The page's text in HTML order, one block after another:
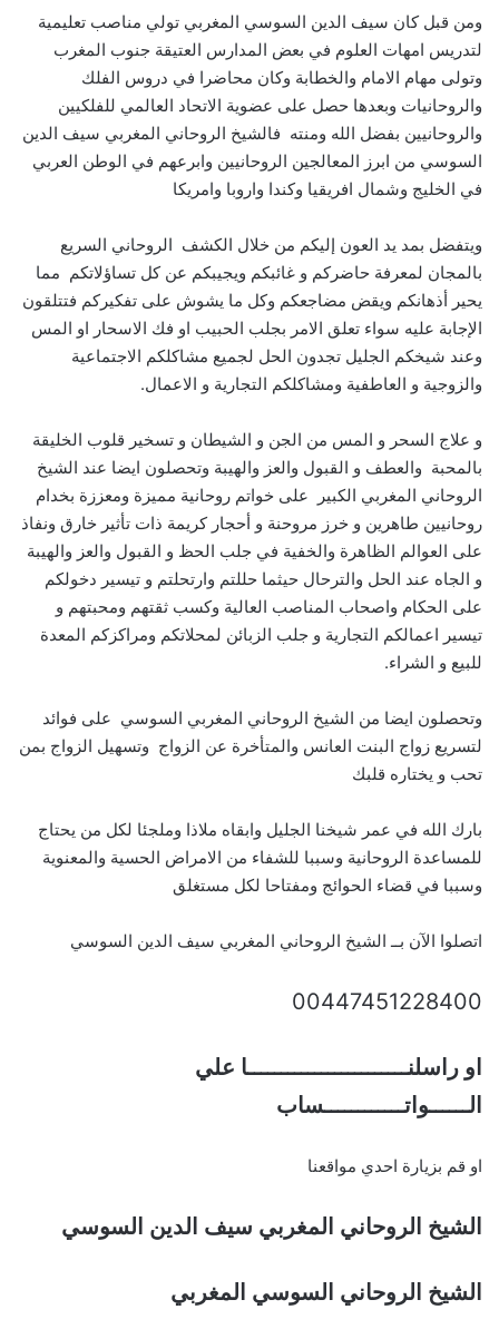
ومن قبل كان سيف الدين السوسي المغربي تولي مناصب تعليمية
لتدريس امهات العلوم في بعض المدارس العتيقة جنوب المغرب
وتولى مهام الامام والخطابة وكان محاضرا في دروس الفلك
والروحانيات وبعدها حصل على عضوية الاتحاد العالمي للفلكيين
والروحانيين بفضل الله ومنته فالشيخ الروحاني المغربي سيف الدين
السوسي من ابرز المعالجين الروحانيين وابرعهم في الوطن العربي
في الخليج وشمال افريقيا وكندا واروبا وامريكا
ويتفضل بمد يد العون إليكم من خلال الكشف الروحاني السريع
بالمجان لمعرفة حاضركم و غائبكم ويجيبكم عن كل تساؤلاتكم مما
يحير أذهانكم ويقض مضاجعكم وكل ما يشوش على تفكيركم فتتلقون
الإجابة عليه سواء تعلق الامر بجلب الحبيب او فك الاسحار او المس
وعند شيخكم الجليل تجدون الحل لجميع مشاكلكم الاجتماعية
والزوجية و العاطفية ومشاكلكم التجارية و الاعمال.
و علاج السحر و المس من الجن و الشيطان و تسخير قلوب الخليقة
بالمحبة والعطف و القبول والعز والهيبة وتحصلون ايضا عند الشيخ
الروحاني المغربي الكبير على خواتم روحانية مميزة ومعززة بخدام
روحانيين طاهرين و خرز مروحنة و أحجار كريمة ذات تأثير خارق ونفاذ
على العوالم الظاهرة والخفية في جلب الحظ و القبول والعز والهيبة
و الجاه عند الحل والترحال حيثما حللتم وارتحلتم و تيسير دخولكم
على الحكام واصحاب المناصب العالية وكسب ثقتهم ومحبتهم و
تيسير اعمالكم التجارية و جلب الزبائن لمحلاتكم ومراكزكم المعدة
للبيع و الشراء.
وتحصلون ايضا من الشيخ الروحاني المغربي السوسي على فوائد
لتسريع زواج البنت العانس والمتأخرة عن الزواج وتسهيل الزواج بمن
تحب و يختاره قلبك
بارك الله في عمر شيخنا الجليل وابقاه ملاذا وملجئا لكل من يحتاج
للمساعدة الروحانية وسببا للشفاء من الامراض الحسية والمعنوية
وسببا في قضاء الحوائج ومفتاحا لكل مستغلق
اتصلوا الآن بــ الشيخ الروحاني المغربي سيف الدين السوسي
00447451228400
او راسلنــــــــــــــــــــــــا علي
الــــــواتــــــــــــساب
او قم بزيارة احدي مواقعنا
الشيخ الروحاني المغربي سيف الدين السوسي
الشيخ الروحاني السوسي المغربي